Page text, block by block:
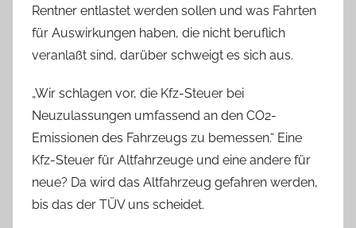
Rentner entlastet werden sollen und was Fahrten
für Auswirkungen haben, die nicht beruflich
veranlaßt sind, darüber schweigt es sich aus.
„Wir schlagen vor, die Kfz-Steuer bei
Neuzulassungen umfassend an den CO2-
Emissionen des Fahrzeugs zu bemessen.“ Eine
Kfz-Steuer für Altfahrzeuge und eine andere für
neue? Da wird das Altfahrzeug gefahren werden,
bis das der TÜV uns scheidet.